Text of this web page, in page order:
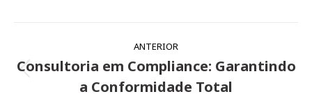
de
ANTERIOR
Post
anterior:
Consultoria em Compliance: Garantindo
a Conformidade Total